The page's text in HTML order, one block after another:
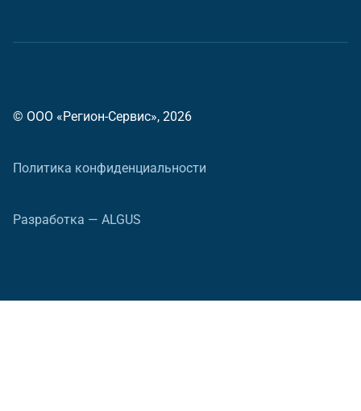
© ООО «Регион-Сервис», 2026
Политика конфиденциальности
Разработка — ALGUS